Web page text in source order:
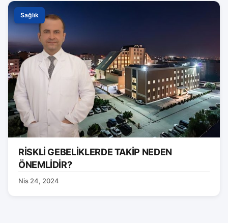
Sağlık
RİSKLİ GEBELİKLERDE TAKİP NEDEN
ÖNEMLİDİR?
Nis 24, 2024